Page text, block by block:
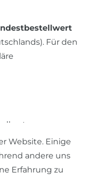
Für den
Website. Einige
andere uns
Erfahrung zu